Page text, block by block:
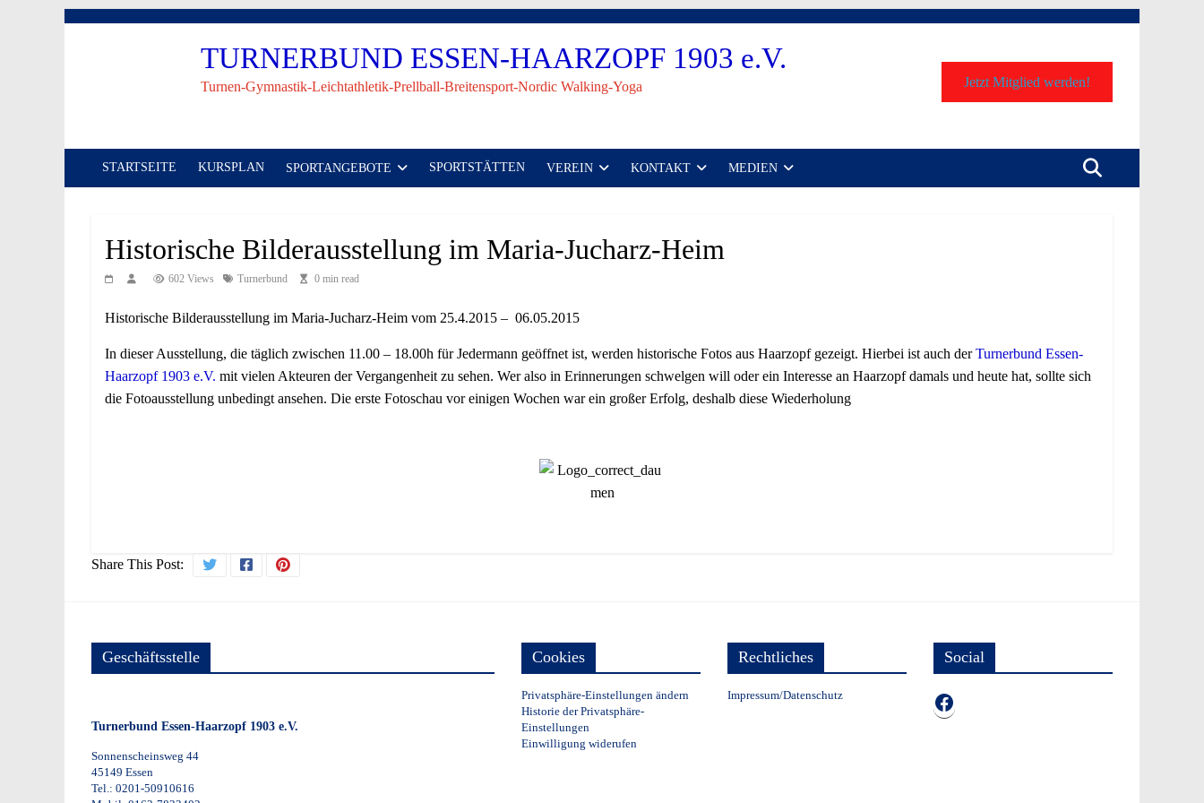
TURNERBUND ESSEN-HAARZOPF 1903 e.V.
Turnen-Gymnastik-Leichtathletik-Prellball-Breitensport-Nordic Walking-Yoga Jetzt Mitglied werden!
STARTSEITE KURSPLAN SPORTANGEBOTE SPORTSTÄTTEN VEREIN KONTAKT MEDIEN
Historische Bilderausstellung im Maria-Jucharz-Heim
602 Views Turnerbund 0 min read
Historische Bilderausstellung im Maria-Jucharz-Heim vom 25.4.2015 – 06.05.2015
In dieser Ausstellung, die täglich zwischen 11.00 – 18.00h für Jedermann geöffnet ist, werden historische Fotos aus Haarzopf gezeigt. Hierbei ist auch derTurnerbund Essen-
Haarzopf 1903 e.V. mit vielen Akteuren der Vergangenheit zu sehen. Wer also in Erinnerungen schwelgen will oder ein Interesse an Haarzopf damals und heute hat, sollte sich
die Fotoausstellung unbedingt ansehen. Die erste Fotoschau vor einigen Wochen war ein großer Erfolg, deshalb diese Wiederholung
Share This Post:
Geschäftsstelle
Turnerbund Essen-Haarzopf 1903 e.V.
Sonnenscheinsweg 44
45149 Essen
Tel.: 0201-50910616
Cookies
Privatsphäre-Einstellungen ändern
Historie der Privatsphäre-
Einstellungen
Einwilligung widerufen
Rechtliches
Impressum/Datenschutz
Social
TB auf Facebook